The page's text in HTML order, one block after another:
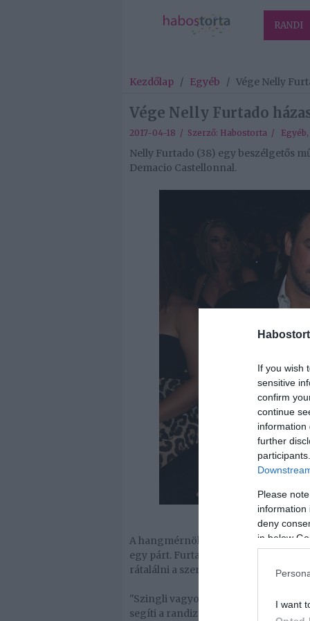
If you wish
sensitive
confirm
continue
information
further
Please
information
deny
in below
I want
RANDI
Kezdőlap / Egyéb / Vége Nelly
Vége Nelly Furtado
2017-04-18 / Szerző: Habostorta / Egyéb,
Nelly Furtado (38) egy beszélgetős
Demacio Castellonnal.
A hangmérnök és a popsztár kilenc
egy párt. Furtado azért tette tisztába
rátalálni a szerelemre.
"Szingli vagyok, ezért valakinek
segíti a randizást."